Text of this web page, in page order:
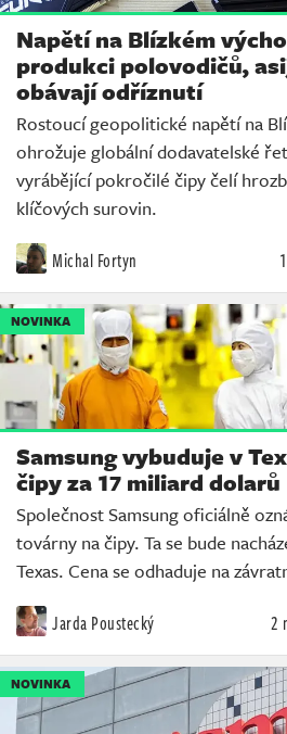
Napětí na Blízkém
produkci polovodičů,
obávají odříznutí
Rostoucí geopolitické napětí na
ohrožuje globální dodavatelské
vyrábějící pokročilé čipy čelí
klíčových surovin.
Michal Fortyn
NOVINKA
Samsung vybuduje v
čipy za 17 miliard dolarů
Společnost Samsung oficiálně
továrny na čipy. Ta se bude
Texas. Cena se odhaduje na
Jarda Poustecký 2
NOVINKA